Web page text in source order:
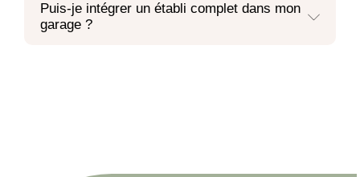
Puis-je intégrer un établi complet dans mon
garage ?